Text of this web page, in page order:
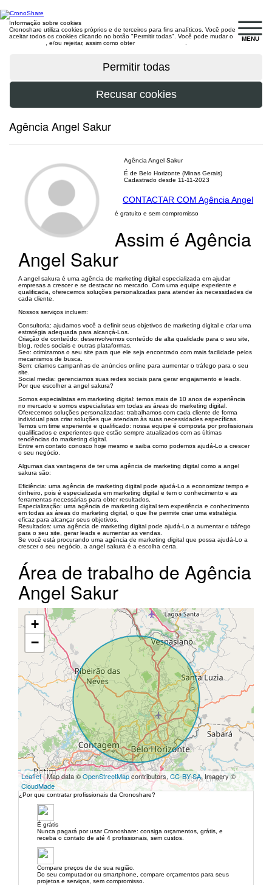
MENU
Informação sobre cookies
Cronoshare utiliza cookies próprios e de terceiros para fins analíticos. Você pode
aceitar todos os cookies clicando no botão "Permitir todas". Você pode mudar o
, e/ou rejeitar, assim como obter
Agência Angel Sakur
Agência Angel Sakur
É de Belo Horizonte (Minas Gerais)
Cadastrado desde 11-11-2023
CONTACTAR COM Agência Angel
é gratuito e sem compromisso
Assim é Agência
Angel Sakur
A angel sakura é uma agência de marketing digital especializada em ajudar
empresas a crescer e se destacar no mercado. Com uma equipe experiente e
qualificada, oferecemos soluções personalizadas para atender às necessidades de
cada cliente.
Nossos serviços incluem:
Consultoria: ajudamos você a definir seus objetivos de marketing digital e criar uma
estratégia adequada para alcançá-Los.
Criação de conteúdo: desenvolvemos conteúdo de alta qualidade para o seu site,
blog, redes sociais e outras plataformas.
Seo: otimizamos o seu site para que ele seja encontrado com mais facilidade pelos
mecanismos de busca.
Sem: criamos campanhas de anúncios online para aumentar o tráfego para o seu
site.
Social media: gerenciamos suas redes sociais para gerar engajamento e leads.
Por que escolher a angel sakura?
Somos especialistas em marketing digital: temos mais de 10 anos de experiência
no mercado e somos especialistas em todas as áreas do marketing digital.
Oferecemos soluções personalizadas: trabalhamos com cada cliente de forma
individual para criar soluções que atendam às suas necessidades específicas.
Temos um time experiente e qualificado: nossa equipe é composta por profissionais
qualificados e experientes que estão sempre atualizados com as últimas
tendências do marketing digital.
Entre em contato conosco hoje mesmo e saiba como podemos ajudá-Lo a crescer
o seu negócio.
Algumas das vantagens de ter uma agência de marketing digital como a angel
sakura são:
Eficiência: uma agência de marketing digital pode ajudá-Lo a economizar tempo e
dinheiro, pois é especializada em marketing digital e tem o conhecimento e as
ferramentas necessárias para obter resultados.
Especialização: uma agência de marketing digital tem experiência e conhecimento
em todas as áreas do marketing digital, o que lhe permite criar uma estratégia
eficaz para alcançar seus objetivos.
Resultados: uma agência de marketing digital pode ajudá-Lo a aumentar o tráfego
para o seu site, gerar leads e aumentar as vendas.
Se você está procurando uma agência de marketing digital que possa ajudá-Lo a
crescer o seu negócio, a angel sakura é a escolha certa.
Área de trabalho de Agência
Angel Sakur
+
−
Leaflet| Map data ©OpenStreetMapcontributors, CC-BY-SA, Imagery ©
CloudMade
¿Por que contratar profissionais da Cronoshare?
É grátis
Nunca pagará por usar Cronoshare: consiga orçamentos, grátis, e
receba o contato de até 4 profissionais, sem custos.
Compare preços de de sua região.
Do seu computador ou smartphone, compare orçamentos para seus
projetos e serviços, sem compromisso.